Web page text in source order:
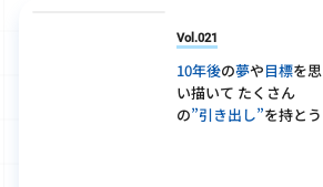
Vol.021
10年後の夢や目標を思
い描いて たくさん
の”引き出し”を持とう